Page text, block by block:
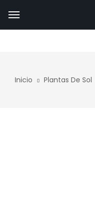
Inicio Plantas De Sol